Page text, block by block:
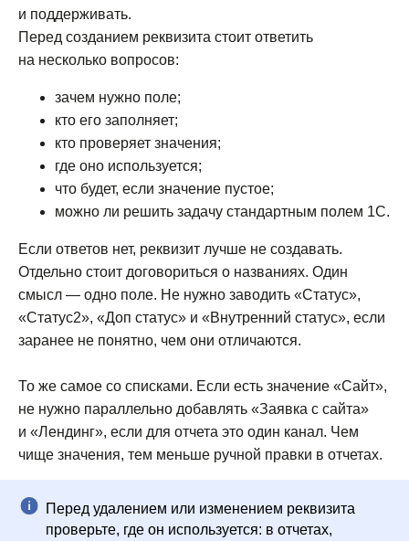
и поддерживать.
Перед созданием реквизита стоит ответить
на несколько вопросов:
зачем нужно поле;
кто его заполняет;
кто проверяет значения;
где оно используется;
что будет, если значение пустое;
можно ли решить задачу стандартным полем 1С.
Если ответов нет, реквизит лучше не создавать.
Отдельно стоит договориться о названиях. Один
смысл — одно поле. Не нужно заводить «Статус»,
«Статус2», «Доп статус» и «Внутренний статус», если
заранее не понятно, чем они отличаются.
То же самое со списками. Если есть значение «Сайт»,
не нужно параллельно добавлять «Заявка с сайта»
и «Лендинг», если для отчета это один канал. Чем
чище значения, тем меньше ручной правки в отчетах.
Перед удалением или изменением реквизита
проверьте, где он используется: в отчетах,